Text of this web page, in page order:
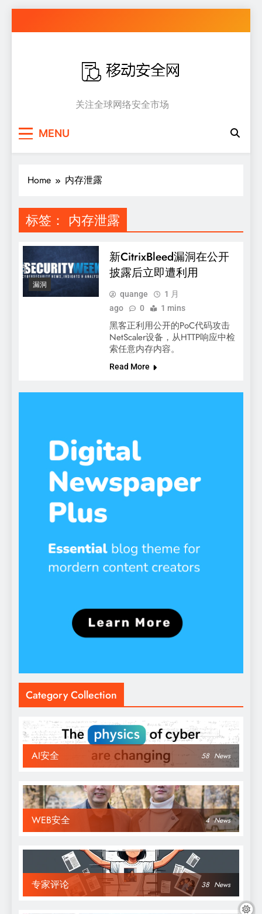
to
移动安全网
关注全球网络安全市场
MENU
Home 内存泄露
标签： 内存泄露
漏洞
新CitrixBleed漏洞在公开
披露后立即遭利用
quange
1 月
ago
0 1 mins
黑客正利用公开的PoC代码攻击
NetScaler设备，从HTTP响应中检
索任意内存内容。
Read More
Category Collection
AI安全 58 News
WEB安全 4 News
专家评论 38 News